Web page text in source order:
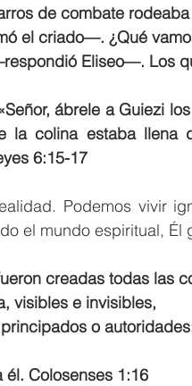
de combate
el criado—. ¿Qué
Eliseo—. Los
ábrele a Guiezi
la colina estaba llena
6:15-17
Podemos vivir
el mundo espiritual, Él
creadas todas las
visibles e invisibles,
principados o
él. Colosenses 1:16